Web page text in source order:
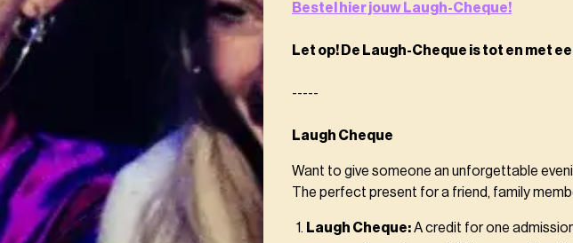
Bestel hier jouw Laugh-Cheque!
Let op! De Laugh-Cheque is tot en met
-----
Laugh Cheque
Want to give someone an unforgettable
The perfect present for a friend, family
Laugh Cheque:A credit for one